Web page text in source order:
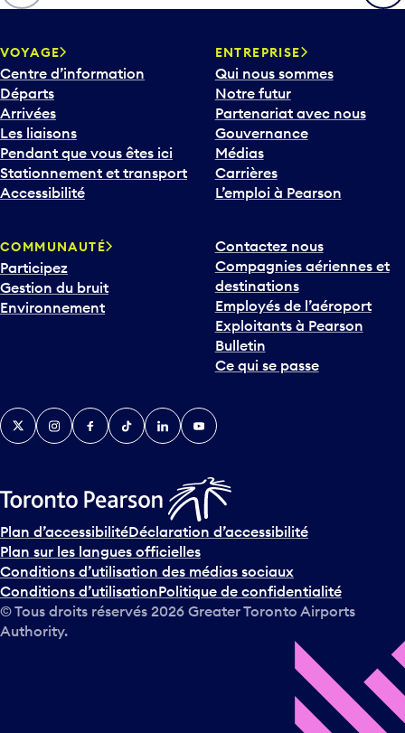
VOYAGE
Centre d’information
Départs
Arrivées
Les liaisons
Pendant que vous êtes ici
Stationnement et transport
Accessibilité
ENTREPRISE
Qui nous sommes
Notre futur
Partenariat avec nous
Gouvernance
Médias
Carrières
L’emploi à Pearson
COMMUNAUTÉ
Participez
Gestion du bruit
Environnement
Contactez nous
Compagnies aériennes et
destinations
Employés de l’aéroport
Exploitants à Pearson
Bulletin
Ce qui se passe
TwitterInstagramFacebook
TikTokLinkedInYouTube
Plan d’accessibilitéDéclaration d’accessibilité
Plan sur les langues officielles
Conditions d’utilisation des médias sociaux
Conditions d’utilisationPolitique de confidentialité
© Tous droits réservés 2026 Greater Toronto Airports
Authority.